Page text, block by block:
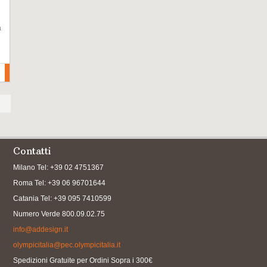
Contatti
Milano Tel: +39 02 4751367
Roma Tel: +39 06 96701644
Catania Tel: +39 095 7410599
Numero Verde 800.09.02.75
info@addesign.it
olympicitalia@pec.olympicitalia.it
Spedizioni Gratuite per Ordini Sopra i 300€